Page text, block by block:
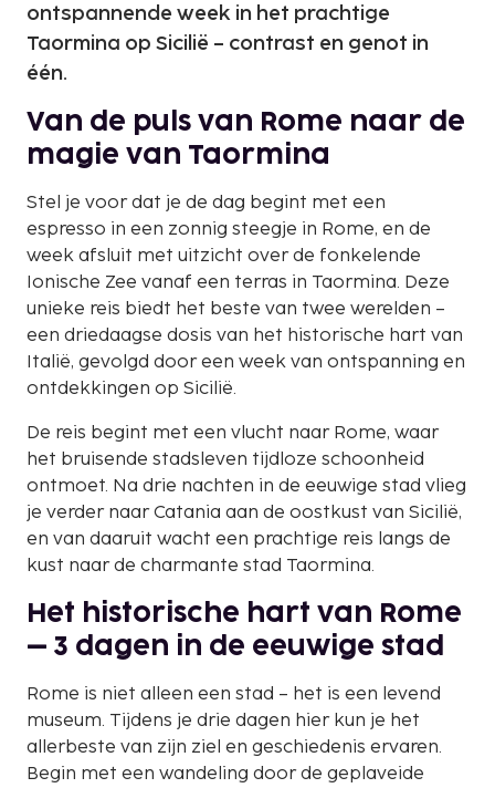
ontspannende week in het prachtige
Taormina op Sicilië – contrast en genot in
één.
Van de puls van Rome naar de
magie van Taormina
Stel je voor dat je de dag begint met een
espresso in een zonnig steegje in Rome, en de
week afsluit met uitzicht over de fonkelende
Ionische Zee vanaf een terras in Taormina. Deze
unieke reis biedt het beste van twee werelden –
een driedaagse dosis van het historische hart van
Italië, gevolgd door een week van ontspanning en
ontdekkingen op Sicilië.
De reis begint met een vlucht naar Rome, waar
het bruisende stadsleven tijdloze schoonheid
ontmoet. Na drie nachten in de eeuwige stad vlieg
je verder naar Catania aan de oostkust van Sicilië,
en van daaruit wacht een prachtige reis langs de
kust naar de charmante stad Taormina.
Het historische hart van Rome
– 3 dagen in de eeuwige stad
Rome is niet alleen een stad – het is een levend
museum. Tijdens je drie dagen hier kun je het
allerbeste van zijn ziel en geschiedenis ervaren.
Begin met een wandeling door de geplaveide